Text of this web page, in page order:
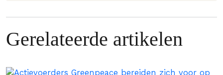
Gerelateerde artikelen